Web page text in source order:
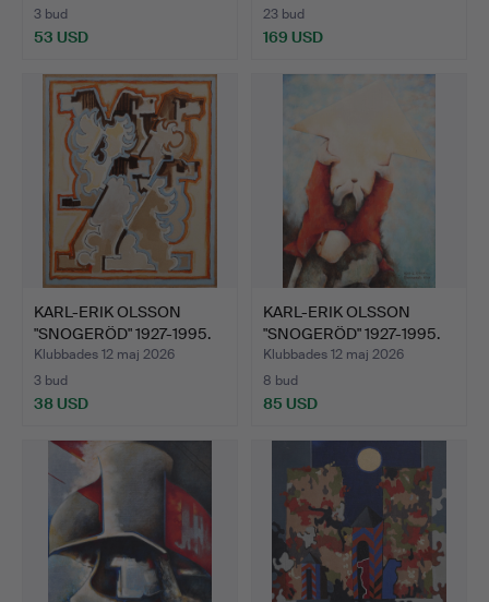
3 bud
53 USD
23 bud
169 USD
KARL-ERIK OLSSON
"SNOGERÖD" 1927-1995.
GOU…
Klubbades 12 maj 2026
3 bud
38 USD
KARL-ERIK OLSSON
"SNOGERÖD" 1927-1995.
OLJ…
Klubbades 12 maj 2026
8 bud
85 USD